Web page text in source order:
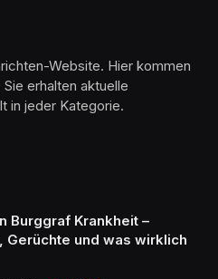
Website. Hier kommen
erhalten aktuelle
in jeder Kategorie.
Burggraf Krankheit –
Gerüchte und was wirklich